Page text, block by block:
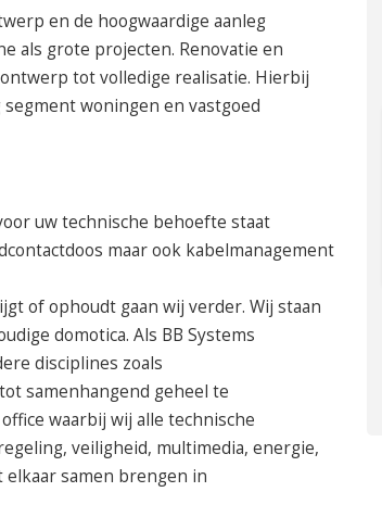
en de hoogwaardige aanleg
als grote projecten. Renovatie en
tot volledige realisatie. Hierbij
woningen en vastgoed
uw technische behoefte staat
maar ook kabelmanagement
of ophoudt gaan wij verder. Wij staan
domotica. Als BB Systems
disciplines zoals
samenhangend geheel te
waarbij wij alle technische
veiligheid, multimedia, energie,
elkaar samen brengen in